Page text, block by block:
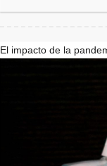
El impacto de la